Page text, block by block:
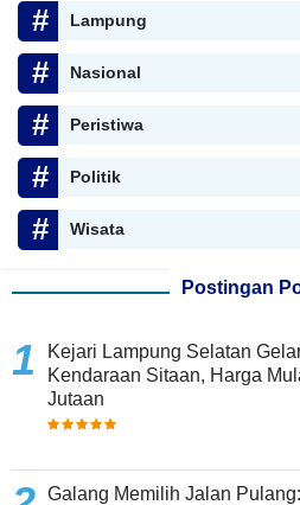
Lampung
Nasional
Peristiwa
Politik
Wisata
Postingan
Kejari Lampung Selatan
Kendaraan Sitaan, Harga
Jutaan
Galang Memilih Jalan